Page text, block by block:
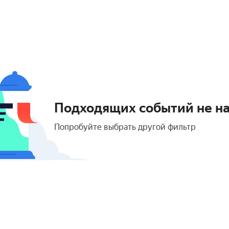
Подходящих событий не
Попробуйте выбрать другой фильтр